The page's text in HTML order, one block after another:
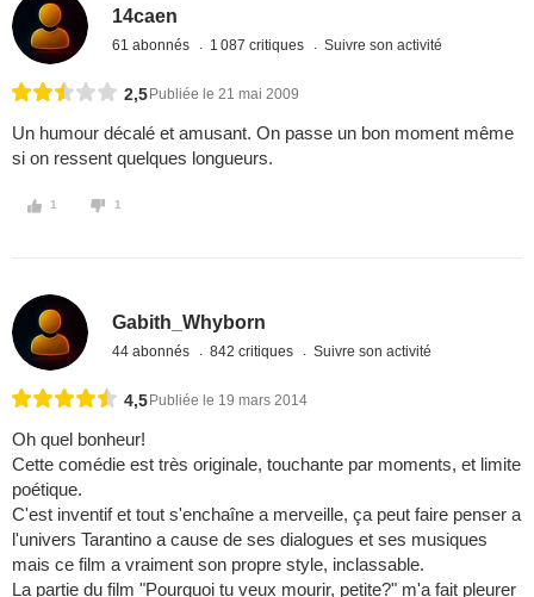
14caen
61 abonnés 1 087 critiques Suivre son activité
2,5 Publiée le 21 mai 2009
Un humour décalé et amusant. On passe un bon moment même
si on ressent quelques longueurs.
1 1
Gabith_Whyborn
44 abonnés 842 critiques Suivre son activité
4,5 Publiée le 19 mars 2014
Oh quel bonheur!
Cette comédie est très originale, touchante par moments, et limite
poétique.
C'est inventif et tout s'enchaîne a merveille, ça peut faire penser a
l'univers Tarantino a cause de ses dialogues et ses musiques
mais ce film a vraiment son propre style, inclassable.
La partie du film "Pourquoi tu veux mourir, petite?" m'a fait pleurer